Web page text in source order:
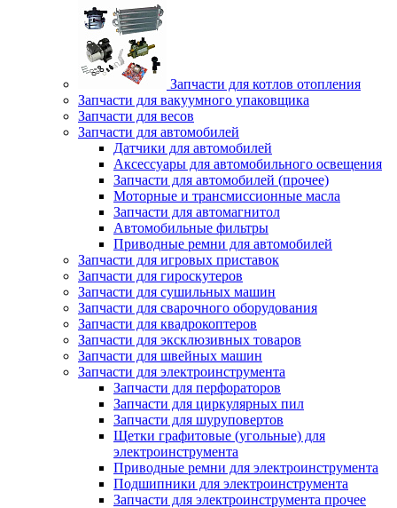
Запчасти для котлов отопления
Запчасти для вакуумного упаковщика
Запчасти для весов
Запчасти для автомобилей
Датчики для автомобилей
Аксессуары для автомобильного освещения
Запчасти для автомобилей (прочее)
Моторные и трансмиссионные масла
Запчасти для автомагнитол
Автомобильные фильтры
Приводные ремни для автомобилей
Запчасти для игровых приставок
Запчасти для гироскутеров
Запчасти для сушильных машин
Запчасти для сварочного оборудования
Запчасти для квадрокоптеров
Запчасти для эксклюзивных товаров
Запчасти для швейных машин
Запчасти для электроинструмента
Запчасти для перфораторов
Запчасти для циркулярных пил
Запчасти для шуруповертов
Щетки графитовые (угольные) для
электроинструмента
Приводные ремни для электроинструмента
Подшипники для электроинструмента
Запчасти для электроинструмента прочее